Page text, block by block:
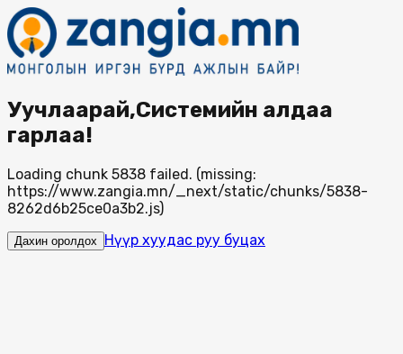
Уучлаарай,Системийн алдаа
гарлаа!
Loading chunk 5838 failed. (missing:
https://www.zangia.mn/_next/static/chunks/5838-
8262d6b25ce0a3b2.js)
Дахин оролдох Нүүр хуудас руу буцах